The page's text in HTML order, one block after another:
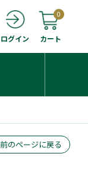
ログイン
0
カート
前のページに戻る